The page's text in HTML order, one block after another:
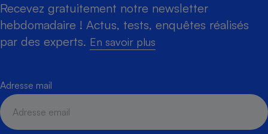
Recevez gratuitement notre newsletter
hebdomadaire ! Actus, tests, enquêtes réalisés
par des experts. En savoir plus
Adresse mail